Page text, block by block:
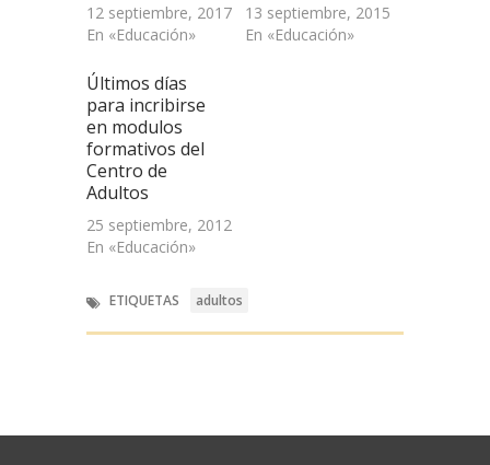
12 septiembre, 2017
En «Educación»
13 septiembre, 2015
En «Educación»
Últimos días
para incribirse
en modulos
formativos del
Centro de
Adultos
25 septiembre, 2012
En «Educación»
ETIQUETAS adultos